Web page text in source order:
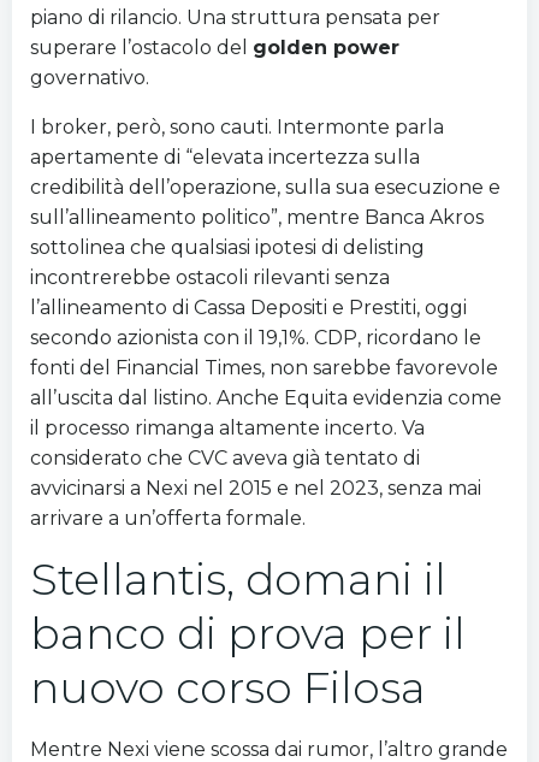
piano di rilancio. Una struttura pensata per
superare l’ostacolo del golden power
governativo.
I broker, però, sono cauti. Intermonte parla
apertamente di “elevata incertezza sulla
credibilità dell’operazione, sulla sua esecuzione e
sull’allineamento politico”, mentre Banca Akros
sottolinea che qualsiasi ipotesi di delisting
incontrerebbe ostacoli rilevanti senza
l’allineamento di Cassa Depositi e Prestiti, oggi
secondo azionista con il 19,1%. CDP, ricordano le
fonti del Financial Times, non sarebbe favorevole
all’uscita dal listino. Anche Equita evidenzia come
il processo rimanga altamente incerto. Va
considerato che CVC aveva già tentato di
avvicinarsi a Nexi nel 2015 e nel 2023, senza mai
arrivare a un’offerta formale.
Stellantis, domani il
banco di prova per il
nuovo corso Filosa
Mentre Nexi viene scossa dai rumor, l’altro grande